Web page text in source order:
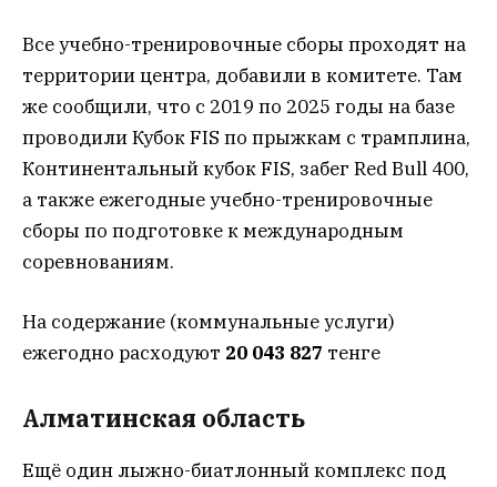
Все учебно-тренировочные сборы проходят на
территории центра, добавили в комитете. Там
же сообщили, что с 2019 по 2025 годы на базе
проводили Кубок FIS по прыжкам с трамплина,
Континентальный кубок FIS, забег Red Bull 400,
а также ежегодные учебно-тренировочные
сборы по подготовке к международным
соревнованиям.
На содержание (коммунальные услуги)
ежегодно расходуют 20 043 827 тенге
Алматинская область
Ещё один лыжно-биатлонный комплекс под